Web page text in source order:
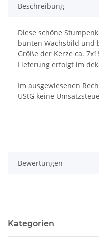
Beschreibung
Diese schöne
bunten Wachsbild und
Größe der Kerze ca.
Lieferung erfolgt im
Im ausgewiesenen
UStG keine
Bewertungen
Kategorien